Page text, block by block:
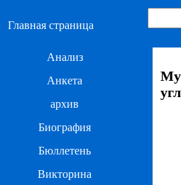
Главная страница
Анализ
Анкета
архив
Биография
Бюллетень
Викторина